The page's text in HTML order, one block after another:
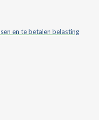
en te betalen belasting